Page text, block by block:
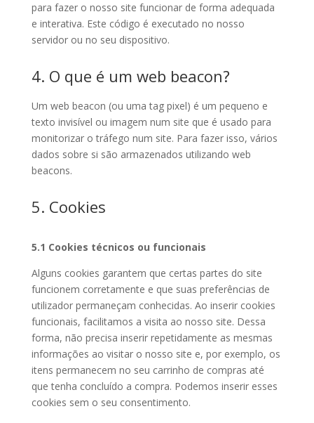
para fazer o nosso site funcionar de forma adequada
e interativa. Este código é executado no nosso
servidor ou no seu dispositivo.
4. O que é um web beacon?
Um web beacon (ou uma tag pixel) é um pequeno e
texto invisível ou imagem num site que é usado para
monitorizar o tráfego num site. Para fazer isso, vários
dados sobre si são armazenados utilizando web
beacons.
5. Cookies
5.1 Cookies técnicos ou funcionais
Alguns cookies garantem que certas partes do site
funcionem corretamente e que suas preferências de
utilizador permaneçam conhecidas. Ao inserir cookies
funcionais, facilitamos a visita ao nosso site. Dessa
forma, não precisa inserir repetidamente as mesmas
informações ao visitar o nosso site e, por exemplo, os
itens permanecem no seu carrinho de compras até
que tenha concluído a compra. Podemos inserir esses
cookies sem o seu consentimento.